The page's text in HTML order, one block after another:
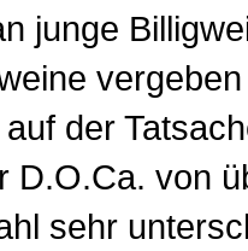
junge
der
D.O.Ca. von
sehr